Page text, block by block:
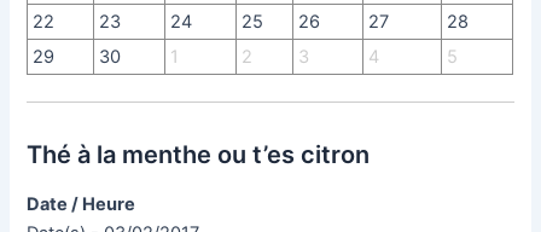
22
23 24 25 26 27
28
29
30 1 2 3 4 5
Thé à la menthe ou t’es citron
Date / Heure